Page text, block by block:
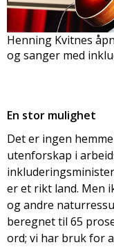
Henning Kvitnes
og sanger med
En stor mulighet
Det er ingen
utenforskap i
er et rikt land. Men
og andre
beregnet til 65
ord; vi har bruk for